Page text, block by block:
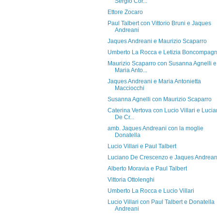
Ettore Zocaro
Paul Talbert con Vittorio Bruni e Jaques
Andreani
Jaques Andreani e Maurizio Scaparro
Umberto La Rocca e Letizia
Maurizio Scaparro con Susanna Agnelli e
Maria Anto...
Jaques Andreani e Maria Antonietta
Macciocchi
Susanna Agnelli con Maurizio Scaparro
Caterina Vertova con Lucio Villari e
De Cr...
amb. Jaques Andreani con la moglie
Donatella
Lucio Villari e Paul Talbert
Luciano De Crescenzo e Jaques
Alberto Moravia e Paul Talbert
Vittoria Ottolenghi
Umberto La Rocca e Lucio Villari
Lucio Villari con Paul Talbert e Donatella
Andreani